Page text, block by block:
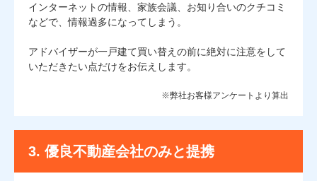
インターネットの情報、家族会議、お知り合いのクチコミ
などで、情報過多になってしまう。
アドバイザーが一戸建て買い替えの前に絶対に注意をして
いただきたい点だけをお伝えします。
※弊社お客様アンケートより算出
3. 優良不動産会社のみと提携
3